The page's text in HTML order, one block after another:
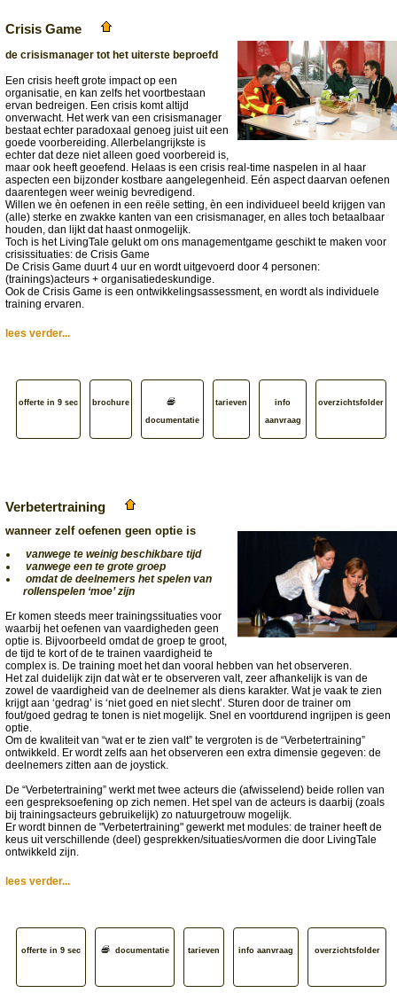
Crisis Game
de crisismanager tot het uiterste beproefd
Een crisis heeft grote impact op een
organisatie, en kan zelfs het voortbestaan
ervan bedreigen. Een crisis komt altijd
onverwacht. Het werk van een crisismanager
bestaat echter paradoxaal genoeg juist uit een
goede voorbereiding. Allerbelangrijkste is
echter dat deze niet alleen goed voorbereid is,
maar ook heeft geoefend. Helaas is een crisis real-time naspelen in al haar
aspecten een bijzonder kostbare aangelegenheid. Eén aspect daarvan oefenen
daarentegen weer weinig bevredigend.
Willen we èn oefenen in een reële setting, èn een individueel beeld krijgen van
(alle) sterke en zwakke kanten van een crisismanager, en alles toch betaalbaar
houden, dan lijkt dat haast onmogelijk.
Toch is het LivingTale gelukt om ons managementgame geschikt te maken voor
crisissituaties: de Crisis Game
De Crisis Game duurt 4 uur en wordt uitgevoerd door 4 personen:
(trainings)acteurs + organisatiedeskundige.
Ook de Crisis Game is een ontwikkelingsassessment, en wordt als individuele
training ervaren.
lees verder...
offerte in 9 sec
brochure
documentatie
tarieven
info
aanvraag
overzichtsfolder
Verbetertraining
wanneer zelf oefenen geen optie is
vanwege te weinig beschikbare tijd
vanwege een te grote groep
omdat de deelnemers het spelen van
rollenspelen ‘moe’ zijn
Er komen steeds meer trainingssituaties voor
waarbij het oefenen van vaardigheden geen
optie is. Bijvoorbeeld omdat de groep te groot,
de tijd te kort of de te trainen vaardigheid te
complex is. De training moet het dan vooral hebben van het observeren.
Het zal duidelijk zijn dat wàt er te observeren valt, zeer afhankelijk is van de
zowel de vaardigheid van de deelnemer als diens karakter. Wat je vaak te zien
krijgt aan ‘gedrag’ is ‘niet goed en niet slecht’. Sturen door de trainer om
fout/goed gedrag te tonen is niet mogelijk. Snel en voortdurend ingrijpen is geen
optie.
Om de kwaliteit van “wat er te zien valt” te vergroten is de “Verbetertraining”
ontwikkeld. Er wordt zelfs aan het observeren een extra dimensie gegeven: de
deelnemers zitten aan de joystick.
De “Verbetertraining” werkt met twee acteurs die (afwisselend) beide rollen van
een gespreksoefening op zich nemen. Het spel van de acteurs is daarbij (zoals
bij trainingsacteurs gebruikelijk) zo natuurgetrouw mogelijk.
Er wordt binnen de "Verbetertraining" gewerkt met modules: de trainer heeft de
keus uit verschillende (deel) gesprekken/situaties/vormen die door LivingTale
ontwikkeld zijn.
lees verder...
offerte in 9 sec documentatie tarieven info aanvraag overzichtsfolder